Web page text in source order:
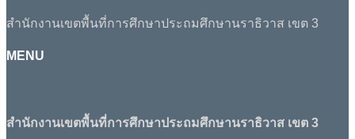
สำนักงานเขตพื้นที่การศึกษาประถมศึกษานราธิวาส เขต 3
MENU
สำนักงานเขตพื้นที่การศึกษาประถมศึกษานราธิวาส เขต 3